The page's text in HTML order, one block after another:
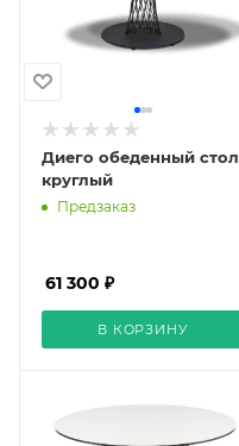
Диего обеденный стол
круглый
Предзаказ
61 300 ₽
В КОРЗИНУ